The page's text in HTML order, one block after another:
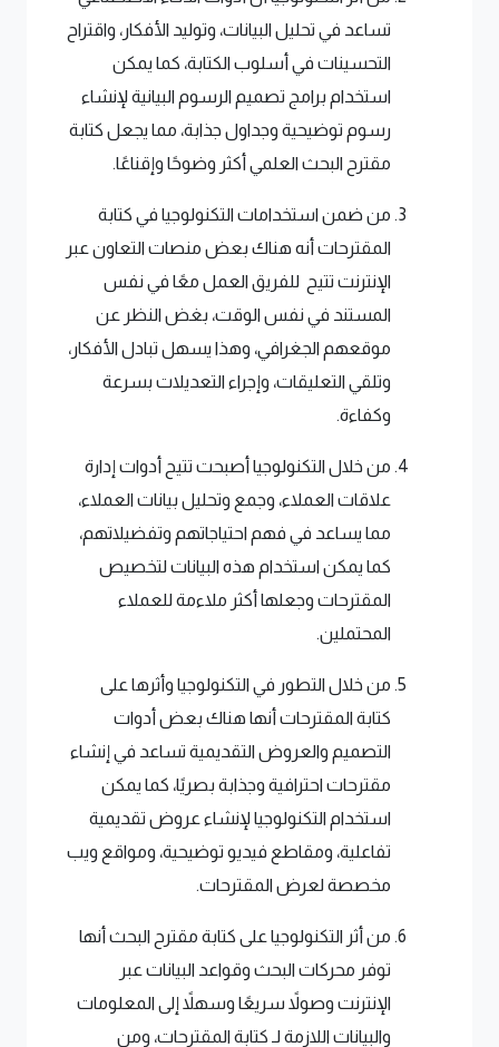
تساعد في تحليل البيانات، وتوليد الأفكار، واقتراح
التحسينات في أسلوب الكتابة، كما يمكن
استخدام برامج تصميم الرسوم البيانية لإنشاء
رسوم توضيحية وجداول جذابة، مما يجعل كتابة
مقترح البحث العلمي أكثر وضوحًا وإقناعًا.
من ضمن استخدامات التكنولوجيا في كتابة
المقترحات أنه هناك بعض منصات التعاون عبر
الإنترنت تتيح للفريق العمل معًا في نفس
المستند في نفس الوقت، بغض النظر عن
موقعهم الجغرافي، وهذا يسهل تبادل الأفكار،
وتلقي التعليقات، وإجراء التعديلات بسرعة
وكفاءة.
من خلال التكنولوجيا أصبحت تتيح أدوات إدارة
علاقات العملاء، وجمع وتحليل بيانات العملاء،
مما يساعد في فهم احتياجاتهم وتفضيلاتهم،
كما يمكن استخدام هذه البيانات لتخصيص
المقترحات وجعلها أكثر ملاءمة للعملاء
المحتملين.
من خلال التطور في التكنولوجيا وأثرها على
كتابة المقترحات أنها هناك بعض أدوات
التصميم والعروض التقديمية تساعد في إنشاء
مقترحات احترافية وجذابة بصريًا، كما يمكن
استخدام التكنولوجيا لإنشاء عروض تقديمية
تفاعلية، ومقاطع فيديو توضيحية، ومواقع ويب
مخصصة لعرض المقترحات.
من أثر التكنولوجيا على كتابة مقترح البحث أنها
توفر محركات البحث وقواعد البيانات عبر
الإنترنت وصولاً سريعًا وسهلاً إلى المعلومات
والبيانات اللازمة لـ كتابة المقترحات، ومن